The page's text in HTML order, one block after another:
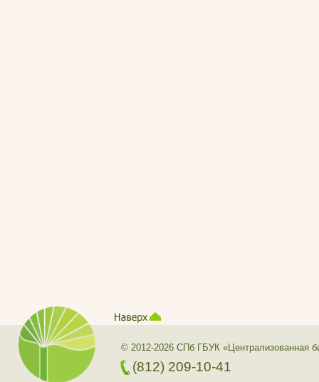
© 2012-2026 СПб ГБУК «Централизованная
(812) 209-10-41